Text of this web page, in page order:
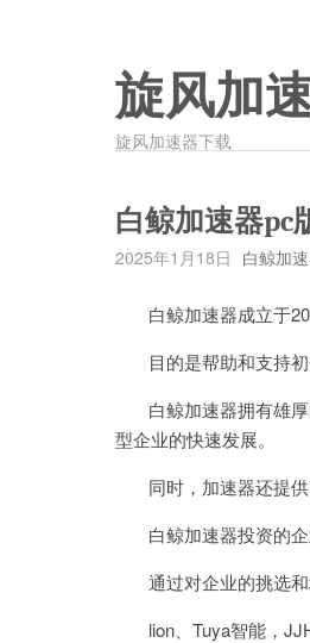
旋风加
旋风加速器下载
白鲸加速器pc
2025年1月18日 白鲸加
白鲸加速器成立于
目的是帮助和支持初
白鲸加速器拥有雄厚
型企业的快速发展。
同时，加速器还提供
白鲸加速器投资的企
通过对企业的挑选和
lion、Tuya智能，